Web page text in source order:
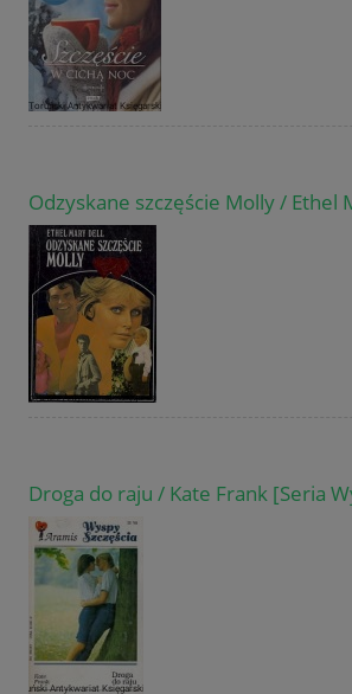
Odzyskane szczęście Molly / Ethel
Droga do raju / Kate Frank [Seria